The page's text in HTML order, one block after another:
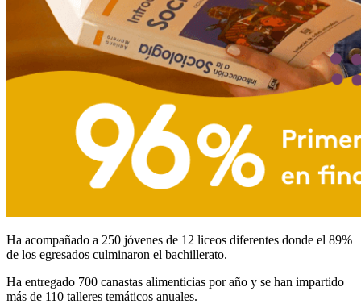
Ha acompañado a 250 jóvenes de 12 liceos diferentes donde el 89%
de los egresados culminaron el bachillerato.
Ha entregado 700 canastas alimenticias por año y se han impartido
más de 110 talleres temáticos anuales.